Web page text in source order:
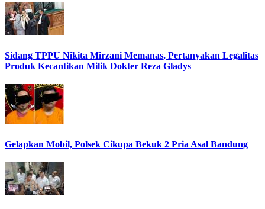
Sidang TPPU Nikita Mirzani Memanas, Pertanyakan Legalitas
Produk Kecantikan Milik Dokter Reza Gladys
Gelapkan Mobil, Polsek Cikupa Bekuk 2 Pria Asal Bandung